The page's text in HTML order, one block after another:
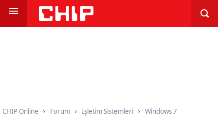
CHIP Online Forum İşletim Sistemleri Windows 7